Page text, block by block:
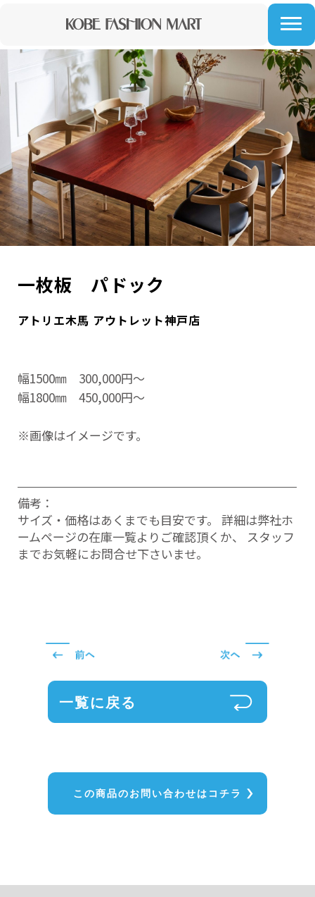
一枚板 パドック
アトリエ木馬 アウトレット神戸店
幅1500㎜ 300,000円～
幅1800㎜ 450,000円～
※画像はイメージです。
備考：
サイズ・価格はあくまでも目安です。 詳細は弊社ホ
ームページの在庫一覧よりご確認頂くか、 スタッフ
までお気軽にお問合せ下さいませ。
一覧に戻る
この商品のお問い合わせはコチラ